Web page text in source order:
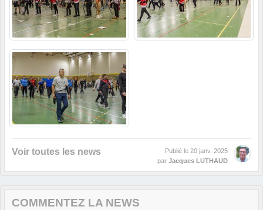
Voir toutes les news Publié le 20 janv. 2025
par Jacques LUTHAUD
COMMENTEZ LA NEWS